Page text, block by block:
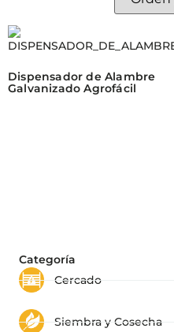
Categoría
Cercado
Siembra y Cosecha
Dispensador de Alambre
Galvanizado Agrofácil